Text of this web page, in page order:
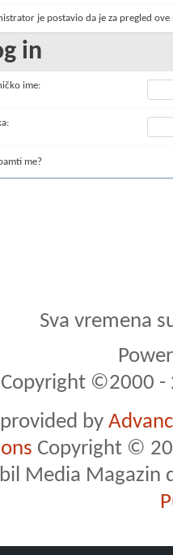
je postavio da je za pregled
in
ime:
me?
Sva vremena
Copyright ©2000 -
by
Copyright ©
Media Magazin